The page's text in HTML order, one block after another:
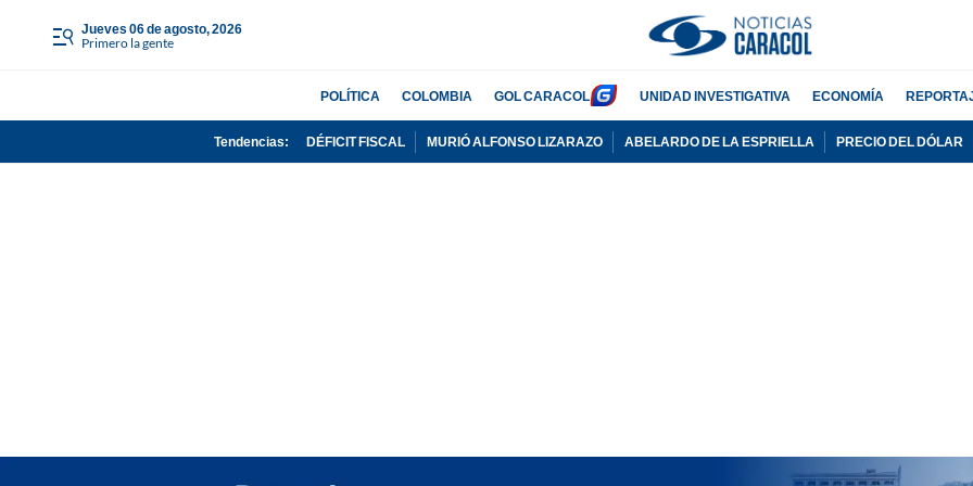
jueves 06 de agosto, 2026
Primero la gente
POLÍTICA COLOMBIA GOL CARACOL UNIDAD INVESTIGATIVA ECONOMÍA
Tendencias: DÉFICIT FISCAL MURIÓ ALFONSO LIZARAZO ABELARDO DE LA ESPRIELLA PRECIO DEL DÓLAR